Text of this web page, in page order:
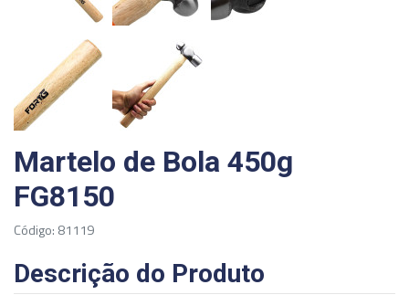
Martelo de Bola 450g
FG8150
Código: 81119
Descrição do Produto